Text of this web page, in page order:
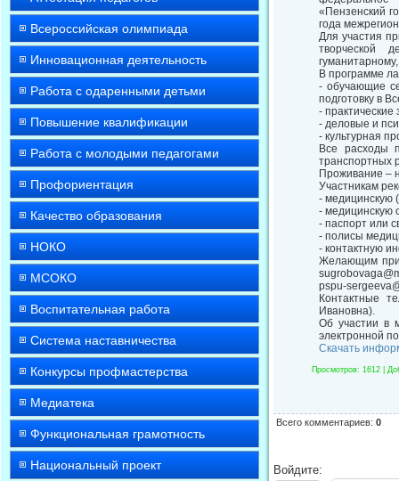
Всероссийская олимпиада
Инновационная деятельность
Работа с одаренными детьми
Повышение квалификации
Работа с молодыми педагогами
Профориентация
Качество образования
НОКО
МСОКО
Воспитательная работа
Система наставничества
Конкурсы профмастерства
Медиатека
Функциональная грамотность
Национальный проект
«Пензенский
года
Для участия
творческой
В программе
- обучающие
подготовку в
-
- деловые и
- культурная
Все расходы
транспортных
Проживание –
Участникам
- медицинскую
- медицинскую
- паспорт или
- полисы
- контактную
Желающим
pspu-
Контактные
Ивановна).
Об участии в
электронной
Скачать
Просмотров: 1612 |
Всего комментариев: 0
Войдите: